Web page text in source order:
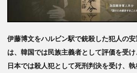
伊藤博文をハルビン駅で銃殺した犯人の
は、韓国では民族主義者として評価を受
日本では殺人犯として死刑判決を受け、